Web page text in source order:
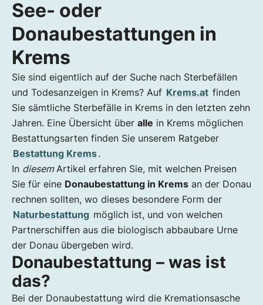
See- oder Donaubestattungen in Krems
Donaubestattung – was ist das?
Wie eine Donaubestattung abläuft
Was kostet eine Donaubestattung in Krems?
See- oder
Donaubestattungen in
Krems
Sie sind eigentlich auf der Suche nach Sterbefällen
und Todesanzeigen in Krems? Auf Krems.at finden
Sie sämtliche Sterbefälle in Krems in den letzten zehn
Jahren. Eine Übersicht über alle in Krems möglichen
Bestattungsarten finden Sie unserem Ratgeber
Bestattung Krems.
In diesemArtikel erfahren Sie, mit welchen Preisen
Sie für eine Donaubestattung in Krems an der Donau
rechnen sollten, wo dieses besondere Form der
Naturbestattung möglich ist, und von welchen
Partnerschiffen aus die biologisch abbaubare Urne
der Donau übergeben wird.
Donaubestattung – was ist
das?
Bei der Donaubestattung wird die Kremationsasche